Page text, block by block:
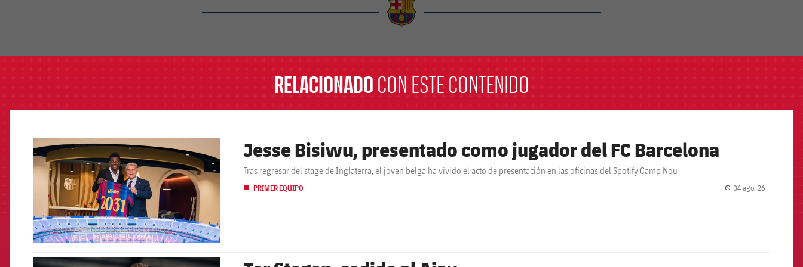
RELACIONADO CON ESTE CONTENIDO
FCB Barcelona badge Jesse Bisiwu, presentado como jugador del FC Barcelona
Tras regresar del stage de Inglaterra, el joven belga ha vivido el acto de presentación en las oficinas del Spotify Camp Nou
PRIMER EQUIPO 04 ago. 26
FCB Barcelona badge